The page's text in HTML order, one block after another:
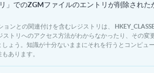
」でのZGMファイルのエントリが削除された
ンとの関連付けを含むレジストリは、
トリへのアクセス方法がわからなかったり、その変
ょう。知識が十分ないままにそれを行うとコンピュ
あります。